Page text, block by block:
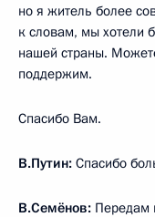
но я житель более
к словам, мы хотели
нашей страны.
поддержим.
Спасибо Вам.
В.Путин: Спасибо
В.Семёнов: Передам